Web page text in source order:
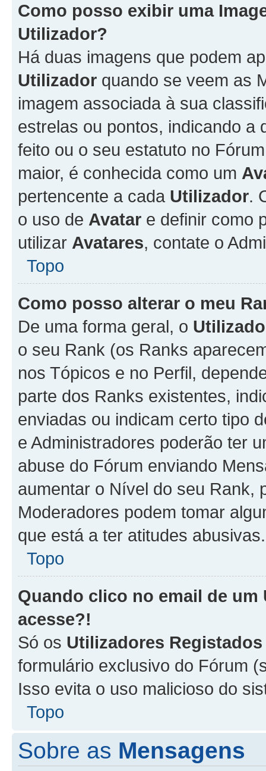
Como posso exibir uma
Utilizador?
Há duas imagens que podem
Utilizador quando se veem as
imagem associada à sua
estrelas ou pontos, indicando a
feito ou o seu estatuto no
maior, é conhecida como um
pertencente a cada Utilizador.
o uso de Avatar e definir como
utilizar Avatares, contate o
Topo
Como posso alterar o meu
De uma forma geral, o
o seu Rank (os Ranks
nos Tópicos e no Perfil,
parte dos Ranks existentes,
enviadas ou indicam certo tipo
e Administradores poderão ter
abuse do Fórum enviando
aumentar o Nível do seu Rank,
Moderadores podem tomar
que está a ter atitudes abusivas.
Topo
Quando clico no email de um
acesse?!
Só os Utilizadores Registados
formulário exclusivo do Fórum
Isso evita o uso malicioso do
Topo
Sobre as Mensagens